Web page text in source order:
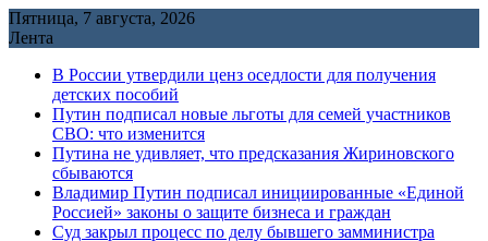
Перейти
к
Пятница, 7 августа, 2026
Лента
В России утвердили ценз оседлости для получения
детских пособий
Путин подписал новые льготы для семей участников
СВО: что изменится
Путина не удивляет, что предсказания Жириновского
сбываются
Владимир Путин подписал инициированные «Единой
Россией» законы о защите бизнеса и граждан
Cуд закрыл процесс по делу бывшего замминистра